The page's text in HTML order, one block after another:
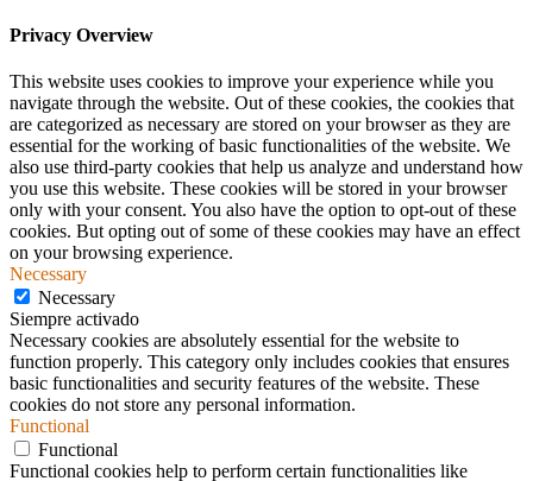
Privacy Overview
This website uses cookies to improve your experience while you
navigate through the website. Out of these cookies, the cookies that
are categorized as necessary are stored on your browser as they are
essential for the working of basic functionalities of the website. We
also use third-party cookies that help us analyze and understand how
you use this website. These cookies will be stored in your browser
only with your consent. You also have the option to opt-out of these
cookies. But opting out of some of these cookies may have an effect
on your browsing experience.
Necessary
Necessary
Siempre activado
Necessary cookies are absolutely essential for the website to
function properly. This category only includes cookies that ensures
basic functionalities and security features of the website. These
cookies do not store any personal information.
Functional
Functional
Functional cookies help to perform certain functionalities like